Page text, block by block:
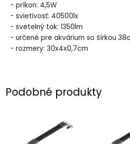
- príkon: 4,5W
- svietivosť: 40500lx
- svetelný tok: 1350lm
- určené pre akvárium so šírkou
- rozmery: 30x4x0,7cm
Podobné produkty